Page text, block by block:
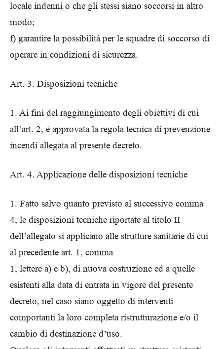
locale indenni o che gli stessi siano soccorsi in altro
modo;
f) garantire la possibilità per le squadre di soccorso di
operare in condizioni di sicurezza.
Art. 3. Disposizioni tecniche
1. Ai fini del raggiungimento degli obiettivi di cui
all’art. 2, è approvata la regola tecnica di prevenzione
incendi allegata al presente decreto.
Art. 4. Applicazione delle disposizioni tecniche
1. Fatto salvo quanto previsto al successivo comma
4, le disposizioni tecniche riportate al titolo II
dell’allegato si applicano alle strutture sanitarie di cui
al precedente art. 1, comma
1, lettere a) e b), di nuova costruzione ed a quelle
esistenti alla data di entrata in vigore del presente
decreto, nel caso siano oggetto di interventi
comportanti la loro completa ristrutturazione e/o il
cambio di destinazione d’uso.